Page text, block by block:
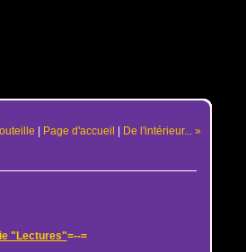
| Page d'accueil | De l'intérieur... »
"Lectures"=--=